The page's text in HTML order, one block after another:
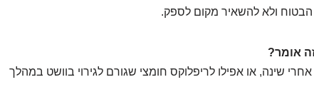
הבטוח ולא להשאיר מקום לספק.
אומר?
שינה, או אפילו לריפלוקס חומצי שגורם לגירוי בוושט במהלך